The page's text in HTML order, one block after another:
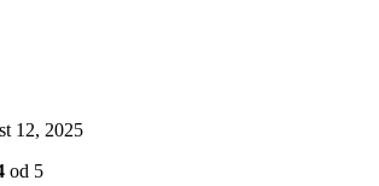
12, 2025
od 5